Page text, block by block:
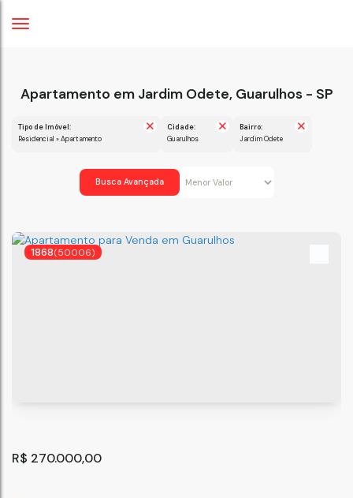
Apartamento em Jardim Odete, Guarulhos - SP
Tipo de Imóvel:
Residencial » Apartamento
Cidade:
Guarulhos
Bairro:
Jardim Odete
Busca Avançada
1868(50006)
R$ 270.000,00